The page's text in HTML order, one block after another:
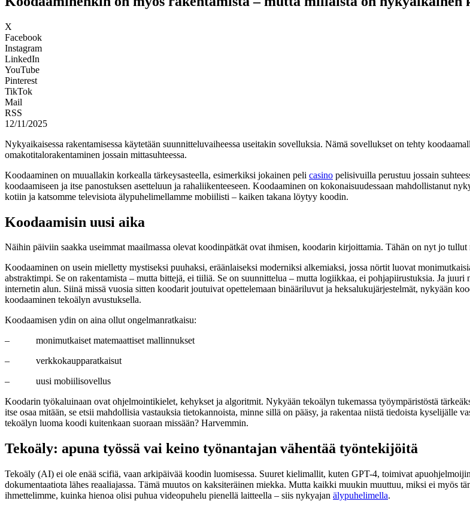
X
Facebook
Instagram
LinkedIn
YouTube
Pinterest
TikTok
Mail
RSS
12/11/2025
Nykyaikaisessa rakentamisessa käytetään suunnitteluvaiheessa useitakin sovelluksia. Nämä sovellukset on tehty
omakotitalorakentaminen jossain mittasuhteessa.
Koodaaminen on muuallakin korkealla tärkeysasteella, esimerkiksi jokainen peli casino pelisivuilla perustuu jossain
koodaamiseen ja itse panostuksen asetteluun ja rahaliikenteeseen. Koodaaminen on kokonaisuudessaan mahdollistanut
kotiin ja katsomme televisiota älypuhelimellamme mobiilisti – kaiken takana löytyy koodin.
Koodaamisin uusi aika
Näihin päiviin saakka useimmat maailmassa olevat koodinpätkät ovat ihmisen, koodarin kirjoittamia. Tähän on nyt jo
Koodaaminen on usein mielletty mystiseksi puuhaksi, eräänlaiseksi moderniksi alkemiaksi, jossa nörtit luovat
abstraktimpi. Se on rakentamista – mutta bittejä, ei tiiliä. Se on suunnittelua – mutta logiikkaa, ei pohjapiirustuksia. Ja
internetin alun. Siinä missä vuosia sitten koodarit joutuivat opettelemaan binääriluvut ja heksalukujärjestelmät, nykyään
koodaaminen tekoälyn avustuksella.
Koodaamisen ydin on aina ollut ongelmanratkaisu:
– monimutkaiset matemaattiset mallinnukset
– verkkokaupparatkaisut
– uusi mobiilisovellus
Koodarin työkaluinaan ovat ohjelmointikielet, kehykset ja algoritmit. Nykyään tekoälyn tukemassa työympäristöstä
itse osaa mitään, se etsii mahdollisia vastauksia tietokannoista, minne sillä on pääsy, ja rakentaa niistä tiedoista kyselijälle
tekoälyn luoma koodi kuitenkaan suoraan missään? Harvemmin.
Tekoäly: apuna työssä vai keino työnantajan vähentää työntekijöitä
Tekoäly (AI) ei ole enää scifiä, vaan arkipäivää koodin luomisessa. Suuret kielimallit, kuten GPT-4, toimivat
dokumentaatiota lähes reaaliajassa. Tämä muutos on kaksiteräinen miekka. Mutta kaikki muukin muuttuu, miksi ei myös
ihmettelimme, kuinka hienoa olisi puhua videopuhelu pienellä laitteella – siis nykyajan älypuhelimella.